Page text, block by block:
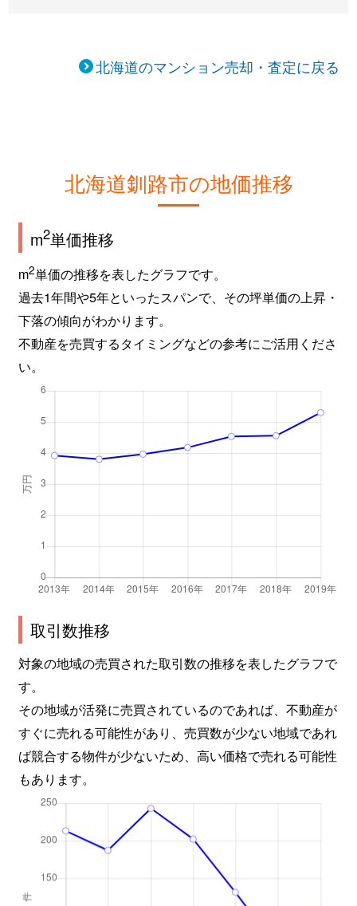
北海道のマンション売却・査定に戻る
北海道釧路市の地価推移
m2単価推移
m2単価の推移を表したグラフです。
過去1年間や5年といったスパンで、その坪単価の上昇・
下落の傾向がわかります。
不動産を売買するタイミングなどの参考にご活用くださ
い。
取引数推移
対象の地域の売買された取引数の推移を表したグラフで
す。
その地域が活発に売買されているのであれば、不動産が
すぐに売れる可能性があり、売買数が少ない地域であれ
ば競合する物件が少ないため、高い価格で売れる可能性
もあります。